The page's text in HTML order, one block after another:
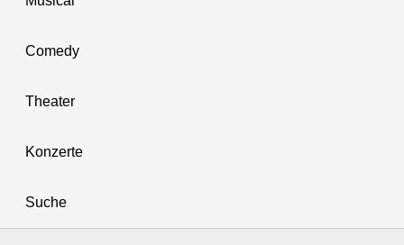
Comedy
Theater
Konzerte
Suche